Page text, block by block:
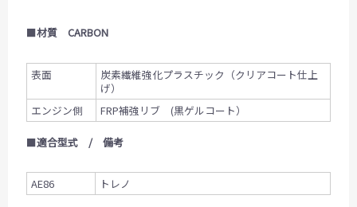
■材質 CARBON
表面
炭素繊維強化プラスチック（クリアコート仕上
げ）
エンジン側
FRP補強リブ (黒ゲルコート）
■適合型式 / 備考
AE86 トレノ